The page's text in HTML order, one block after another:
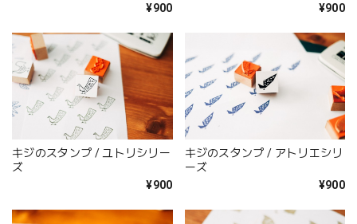
¥900
¥900
キジのスタンプ / ユトリシリー
ズ
¥900
キジのスタンプ / アトリエシリ
ーズ
¥900